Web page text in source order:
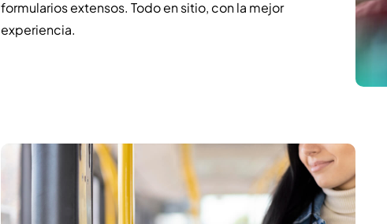
formularios extensos. Todo en sitio, con la mejor
experiencia.